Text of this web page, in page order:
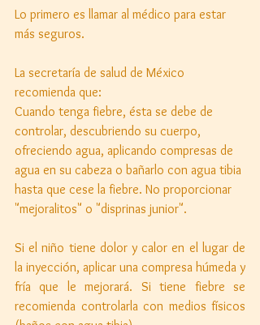
Lo primero es llamar al médico para estar
más seguros.
La secretaría de salud de México
recomienda que:
Cuando tenga fiebre, ésta se debe de
controlar, descubriendo su cuerpo,
ofreciendo agua, aplicando compresas de
agua en su cabeza o bañarlo con agua tibia
hasta que cese la fiebre. No proporcionar
"mejoralitos" o "disprinas junior".
Si el niño tiene dolor y calor en el lugar de
la inyección, aplicar una compresa húmeda y
fría que le mejorará. Si tiene fiebre se
recomienda controlarla con medios físicos